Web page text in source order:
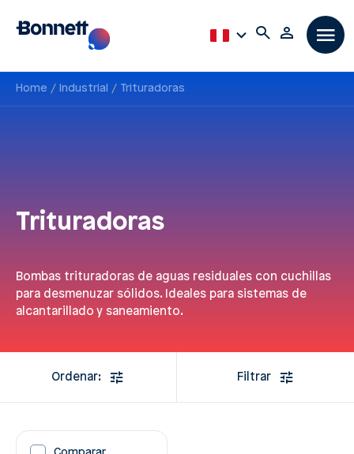
Home Industrial Trituradoras
Trituradoras
Bombas trituradoras de aguas residuales con cuchillas
para desmenuzar sólidos. Ideales para sistemas de
alcantarillado y saneamiento.
Ordenar: Filtrar